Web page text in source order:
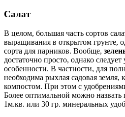
Салат
В целом, большая часть сортов
выращивания в открытом грунте,
сорта для парников. Вообще,
достаточно просто, однако следует
особенности. В частности, для
необходима рыхлая садовая
компостом. При этом с
Более оптимальной можно
1м.кв. или 30 гр. минеральных